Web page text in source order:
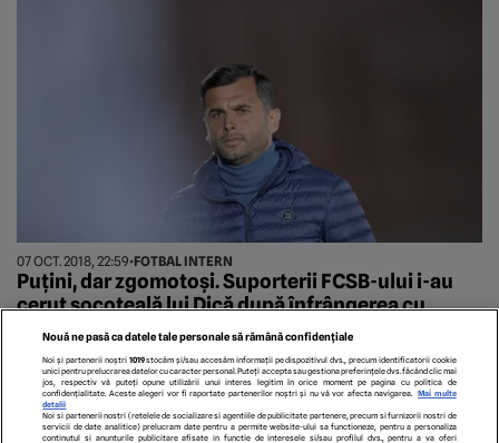
07 OCT. 2018, 22:59•FOTBAL INTERN
Puțini, dar zgomotoși. Suporterii FCSB-ului i-au
cerut socoteală lui Dică după înfrângerea cu
Concordia Chiajna
10 20 29 31
Nouă ne pasă ca datele tale personale să rămână confidențiale
Noi și partenerii noștri 1019stocăm și/sau accesăm informații pe dispozitivul dvs., precum identificatorii cookie
unici pentru prelucrarea datelor cu caracter personal. Puteți accepta sau gestiona preferințele dvs. făcând clic mai
jos, respectiv vă puteți opune utilizării unui interes legitim în orice moment pe pagina cu politica de
confidențialitate. Aceste alegeri vor fi raportate partenerilor noștri și nu vă vor afecta navigarea.
Mai multe
detalii
Noi si partenerii nostri (retelele de socializare si agentiile de publicitate partenere, precum si furnizorii nostri de
servicii de date analitice) prelucram date pentru a permite website-ului sa functioneze, pentru a personaliza
continutul si anunturile publicitare afisate in functie de interesele si/sau profilul dvs., pentru a va oferi